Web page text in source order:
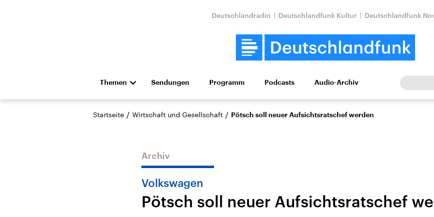
Deutschlandradio Deutschlandfunk Kultur Deutschlandfunk
Themen
Die Nachrichten Politik Wirtschaft Wissen Kultur Europa
Hörspiel und Feature Musik
Landtagswahl Sachsen-
USA
Nahostkonflikt
Iran
Sendungen Programm Podcasts Audio-Archiv
Startseite / Wirtschaft und Gesellschaft / Pötsch soll neuer Aufsichtsratschef werden
Archiv
Volkswagen
Pötsch soll neuer Aufsichtsratschef